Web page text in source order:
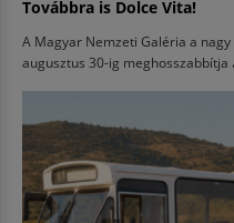
Továbbra is Dolce Vita!
A Magyar Nemzeti Galéria a
augusztus 30-ig meghosszabbítja